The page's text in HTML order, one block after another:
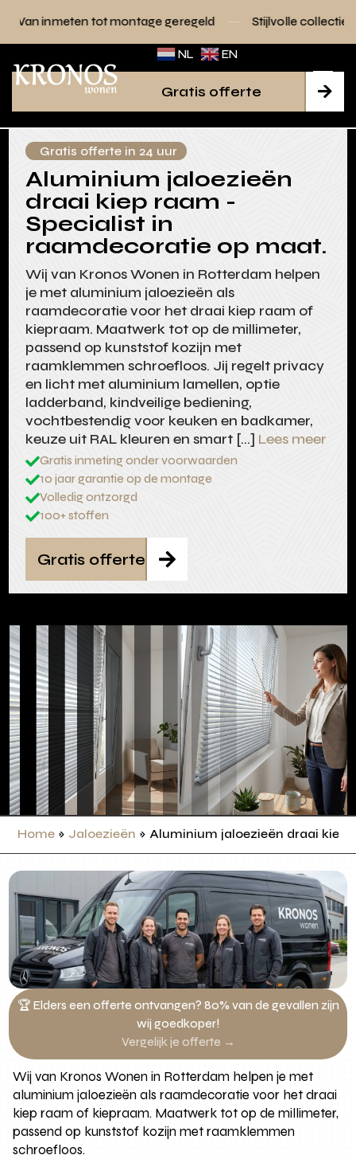
montage geregeld Stijlvolle collecties voor elk interieur
NL EN

Gratis offerte
Gratis offerte in 24 uur
Aluminium jaloezieën
draai kiep raam -
Specialist in
raamdecoratie op maat.
Wij van Kronos Wonen in Rotterdam helpen
je met aluminium jaloezieën als
raamdecoratie voor het draai kiep raam of
kiepraam. Maatwerk tot op de millimeter,
passend op kunststof kozijn met
raamklemmen schroefloos. Jij regelt privacy
en licht met aluminium lamellen, optie
ladderband, kindveilige bediening,
vochtbestendig voor keuken en badkamer,
keuze uit RAL kleuren en smart […] Lees meer
Gratis inmeting onder voorwaarden
10 jaar garantie op de montage
Volledig ontzorgd
100+ stoffen

Gratis offerte
Home » Jaloezieën » Aluminium jaloezieën draai kiep
🏆 Elders een offerte ontvangen? 80% van de gevallen zijn
wij goedkoper!
Vergelijk je offerte →
Wij van Kronos Wonen in Rotterdam helpen je met
aluminium jaloezieën als raamdecoratie voor het draai
kiep raam of kiepraam. Maatwerk tot op de millimeter,
passend op kunststof kozijn met raamklemmen
schroefloos.